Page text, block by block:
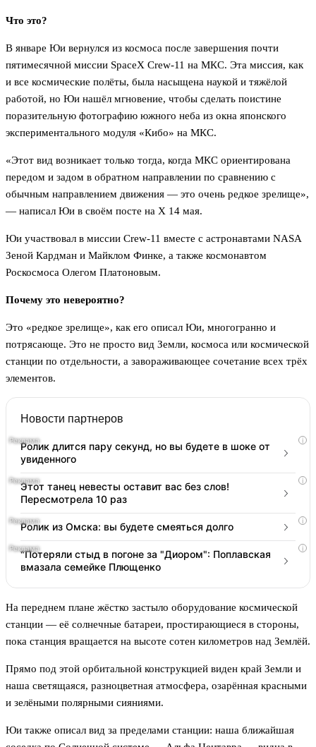
Что это?
В январе Юи вернулся из космоса после завершения почти
пятимесячной миссии SpaceX Crew-11 на МКС. Эта миссия, как
и все космические полёты, была насыщена наукой и тяжёлой
работой, но Юи нашёл мгновение, чтобы сделать поистине
поразительную фотографию южного неба из окна японского
экспериментального модуля «Кибо» на МКС.
«Этот вид возникает только тогда, когда МКС ориентирована
передом и задом в обратном направлении по сравнению с
обычным направлением движения — это очень редкое зрелище»,
— написал Юи в своём посте на X 14 мая.
Юи участвовал в миссии Crew-11 вместе с астронавтами NASA
Зеной Кардман и Майклом Финке, а также космонавтом
Роскосмоса Олегом Платоновым.
Почему это невероятно?
Это «редкое зрелище», как его описал Юи, многогранно и
потрясающе. Это не просто вид Земли, космоса или космической
станции по отдельности, а завораживающее сочетание всех трёх
элементов.
Новости партнеров
i
Ролик длится пару секунд, но вы будете в шоке от
увиденного
i
Этот танец невесты оставит вас без слов!
Пересмотрела 10 раз
i
Ролик из Омска: вы будете смеяться долго
i
"Потеряли стыд в погоне за "Диором": Поплавская
вмазала семейке Плющенко
На переднем плане жёстко застыло оборудование космической
станции — её солнечные батареи, простирающиеся в стороны,
пока станция вращается на высоте сотен километров над Землёй.
Прямо под этой орбитальной конструкцией виден край Земли и
наша светящаяся, разноцветная атмосфера, озарённая красными
и зелёными полярными сияниями.
Юи также описал вид за пределами станции: наша ближайшая